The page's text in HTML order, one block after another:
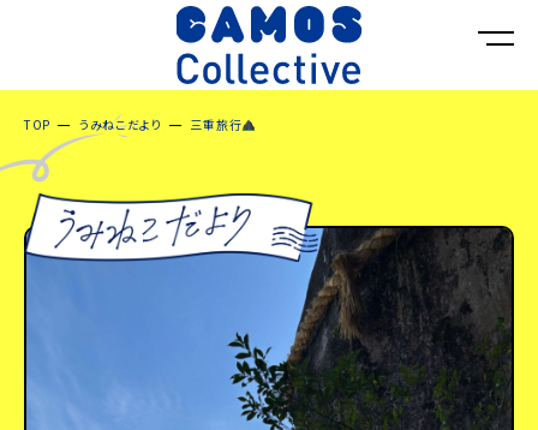
TOP うみねこだより 三重旅行